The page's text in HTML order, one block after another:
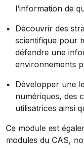
l’information de
Découvrir des
scientifique pour
défendre une
environnements
Développer une
numériques, des
utilisatrices ainsi
Ce module est
modules du CAS,